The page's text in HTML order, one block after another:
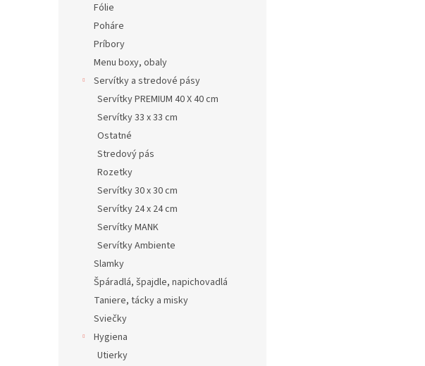
Fólie
Poháre
Príbory
Menu boxy, obaly
Servítky a stredové pásy
Servítky PREMIUM 40 X 40 cm
Servítky 33 x 33 cm
Ostatné
Stredový pás
Rozetky
Servítky 30 x 30 cm
Servítky 24 x 24 cm
Servítky MANK
Servítky Ambiente
Slamky
Špáradlá, špajdle, napichovadlá
Taniere, tácky a misky
Sviečky
Hygiena
Utierky